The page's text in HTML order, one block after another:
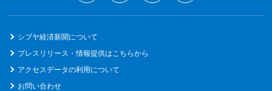
シブヤ経済新聞について
プレスリリース・情報提供はこちらから
アクセスデータの利用について
お問い合わせ